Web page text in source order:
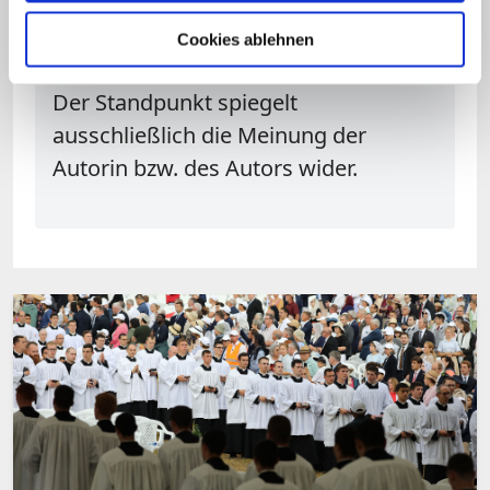
Cookies ablehnen
Hinweis
Der Standpunkt spiegelt
ausschließlich die Meinung der
Autorin bzw. des Autors wider.